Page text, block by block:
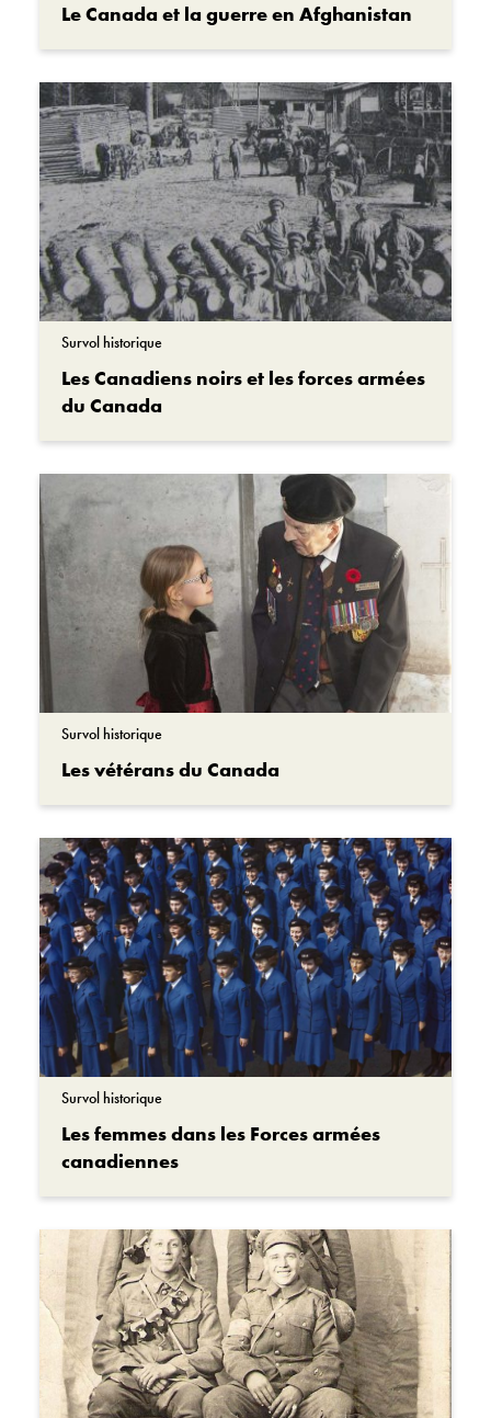
Le Canada et la guerre en Afghanistan
Survol historique
Les Canadiens noirs et les forces armées
du Canada
Survol historique
Les vétérans du Canada
Survol historique
Les femmes dans les Forces armées
canadiennes